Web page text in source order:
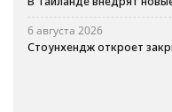
6 августа 2026
Стоунхендж откроет